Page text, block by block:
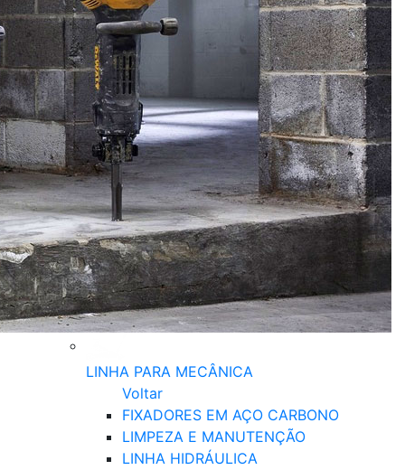
LINHA PARA MECÂNICA
Voltar
FIXADORES EM AÇO CARBONO
LIMPEZA E MANUTENÇÃO
LINHA HIDRÁULICA